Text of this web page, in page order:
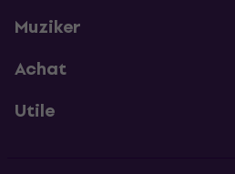
Muziker
Achat
Utile